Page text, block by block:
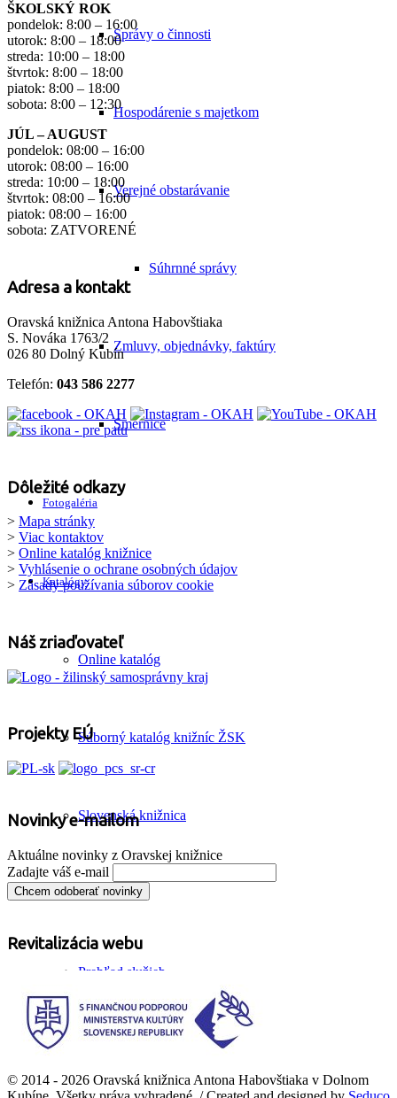
Správy o činnosti
Hospodárenie s majetkom
Verejné obstarávanie
Súhrnné správy
Zmluvy, objednávky, faktúry
Smernice
Fotogaléria
Katalógy
Online katalóg
Súborný katalóg knižníc ŽSK
Slovenská knižnica
Služby
Prehľad služieb
ŠKOLSKÝ ROK
pondelok: 8:00 – 16:00
utorok: 8:00 – 18:00
streda: 10:00 – 18:00
štvrtok: 8:00 – 18:00
piatok: 8:00 – 18:00
sobota: 8:00 – 12:30
JÚL – AUGUST
pondelok: 08:00 – 16:00
utorok: 08:00 – 16:00
streda: 10:00 – 18:00
štvrtok: 08:00 – 16:00
piatok: 08:00 – 16:00
sobota: ZATVORENÉ
Adresa a kontakt
Oravská knižnica Antona Habovštiaka
S. Nováka 1763/2
026 80 Dolný Kubín
Telefón: 043 586 2277
Dôležité odkazy
> Mapa stránky
> Viac kontaktov
> Online katalóg knižnice
> Vyhlásenie o ochrane osobných údajov
> Zásady používania súborov cookie
Náš zriaďovateľ
Projekty EÚ
Novinky e-mailom
Aktuálne novinky z Oravskej knižnice
Zadajte váš e-mail
Revitalizácia webu
© 2014 - 2026 Oravská knižnica Antona Habovštiaka v Dolnom